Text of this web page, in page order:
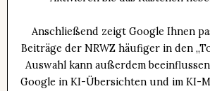
Anschließend zeigt Google Ihnen
Beiträge der NRWZ häufiger in den
Auswahl kann außerdem
Google in KI-Übersichten und im KI-